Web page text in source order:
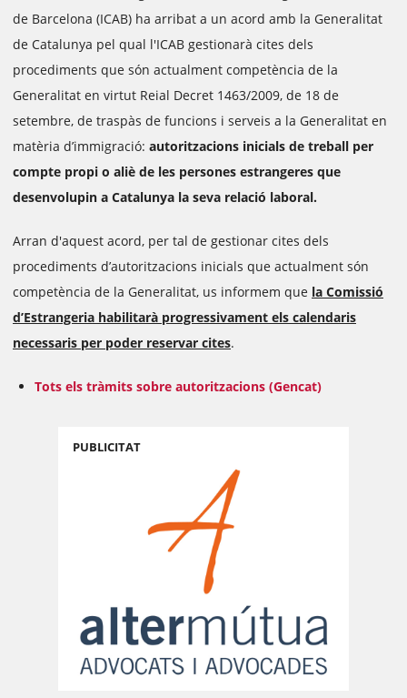
de Barcelona (ICAB) ha arribat a un acord amb la Generalitat
de Catalunya pel qual l'ICAB gestionarà cites dels
procediments que són actualment competència de la
Generalitat en virtut Reial Decret 1463/2009, de 18 de
setembre, de traspàs de funcions i serveis a la Generalitat en
matèria d’immigració: autoritzacions inicials de treball per
compte propi o aliè de les persones estrangeres que
desenvolupin a Catalunya la seva relació laboral.
Arran d'aquest acord, per tal de gestionar cites dels
procediments d’autoritzacions inicials que actualment són
competència de la Generalitat, us informem que la Comissió
d’Estrangeria habilitarà progressivament els calendaris
necessaris per poder reservar cites.
Tots els tràmits sobre autoritzacions (Gencat)
PUBLICITAT